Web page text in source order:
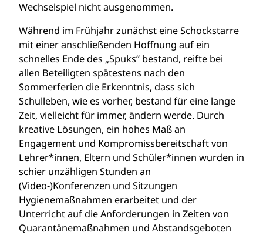
Wechselspiel nicht ausgenommen.
Während im Frühjahr zunächst eine Schockstarre
mit einer anschließenden Hoffnung auf ein
schnelles Ende des „Spuks“ bestand, reifte bei
allen Beteiligten spätestens nach den
Sommerferien die Erkenntnis, dass sich
Schulleben, wie es vorher, bestand für eine lange
Zeit, vielleicht für immer, ändern werde. Durch
kreative Lösungen, ein hohes Maß an
Engagement und Kompromissbereitschaft von
Lehrer*innen, Eltern und Schüler*innen wurden in
schier unzähligen Stunden an
(Video-)Konferenzen und Sitzungen
Hygienemaßnahmen erarbeitet und der
Unterricht auf die Anforderungen in Zeiten von
Quarantänemaßnahmen und Abstandsgeboten